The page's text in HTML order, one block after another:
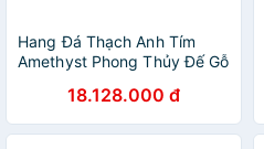
Hang Đá Thạch Anh Tím
Amethyst Phong Thủy Đế Gỗ
18.128.000 đ